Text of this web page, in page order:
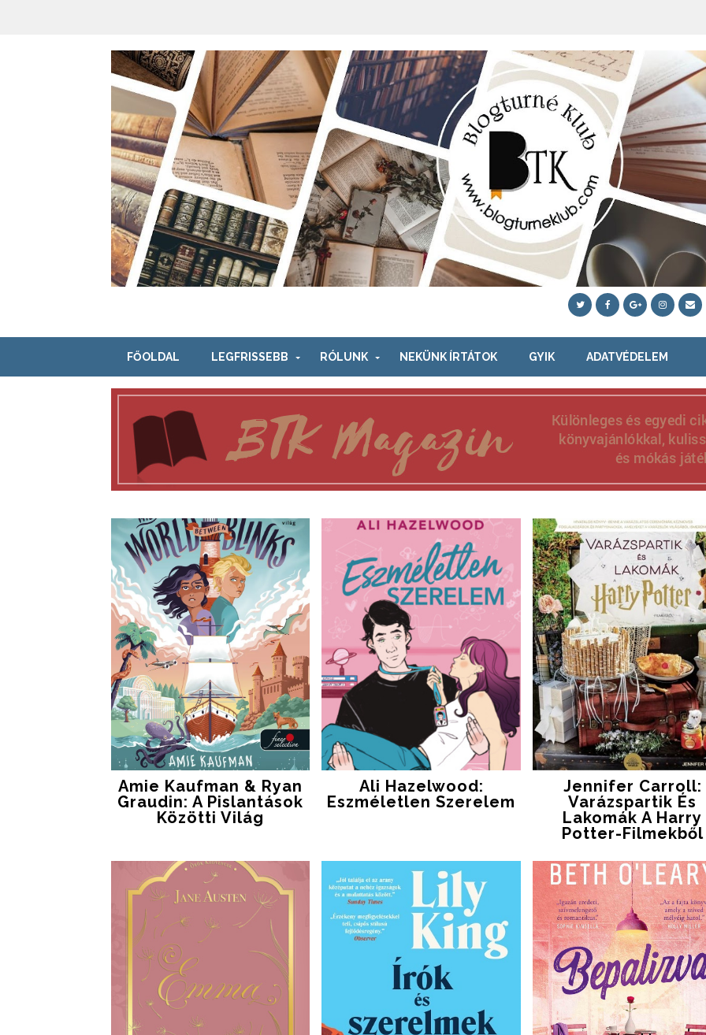
FŐOLDAL LEGFRISSEBB RÓLUNK NEKÜNK ÍRTÁTOK GYIK ADATVÉDELEM
Amie Kaufman & Ryan
Graudin: A Pislantások
Közötti Világ
Ali Hazelwood:
Eszméletlen Szerelem
Jennifer Carroll:
Varázspartik ​és
Lakomák A Harry
Potter-Filmekből